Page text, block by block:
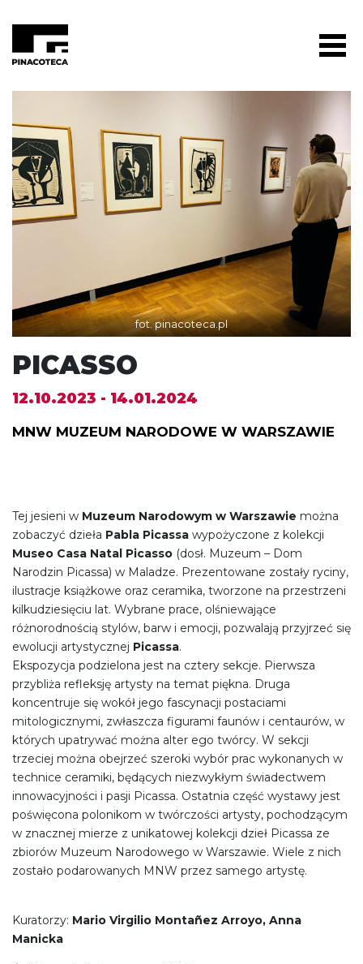
fot. pinacoteca.pl
PICASSO
12.10.2023 - 14.01.2024
MNW MUZEUM NARODOWE W WARSZAWIE
Tej jesieni w Muzeum Narodowym w Warszawie można
zobaczyć dzieła Pabla Picassa wypożyczone z kolekcji
Museo Casa Natal Picasso (dosł. Muzeum – Dom
Narodzin Picassa) w Maladze. Prezentowane zostały ryciny,
ilustracje książkowe oraz ceramika, tworzone na przestrzeni
kilkudziesięciu lat. Wybrane prace, olśniewające
różnorodnością stylów, barw i emocji, pozwalają przyjrzeć się
ewolucji artystycznej Picassa.
Ekspozycja podzielona jest na cztery sekcje. Pierwsza
przybliża refleksję artysty na temat piękna. Druga
koncentruje się wokół jego fascynacji postaciami
mitologicznymi, zwłaszcza figurami faunów i centaurów, w
których upatrywać można alter ego twórcy. W sekcji
trzeciej można obejrzeć szeroki wybór prac wykonanych w
technice ceramiki, będących niezwykłym świadectwem
innowacyjności i pasji Picassa. Ostatnia część wystawy jest
poświęcona polonikom w twórczości artysty, pochodzącym
w znacznej mierze z unikatowej kolekcji dzieł Picassa ze
zbiorów Muzeum Narodowego w Warszawie. Wiele z nich
zostało podarowanych MNW przez samego artystę.
Kuratorzy: Mario Virgilio Montañez Arroyo, Anna
Manicka